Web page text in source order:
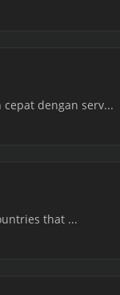
cepat dengan serv...
that ...